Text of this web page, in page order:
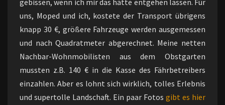
gebissen, wenn ich mir das hätte entgehen lassen. Für
uns, Moped und ich, kostete der Transport übrigens
knapp 30 €, größere Fahrzeuge werden ausgemessen
und nach Quadratmeter abgerechnet. Meine netten
Nachbar-Wohnmobilisten aus dem Obstgarten
mussten z.B. 140 € in die Kasse des Fährbetreibers
einzahlen. Aber es lohnt sich wirklich, tolles Erlebnis
und supertolle Landschaft. Ein paar Fotos gibt es hier